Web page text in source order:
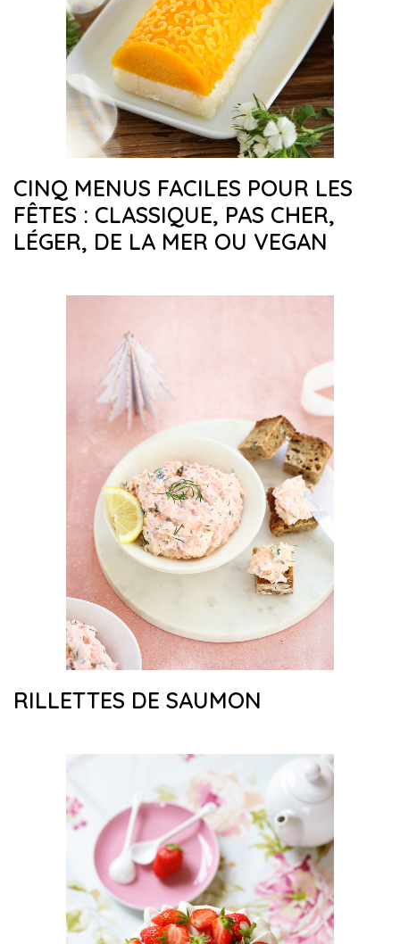
CINQ MENUS FACILES POUR LES
FÊTES : CLASSIQUE, PAS CHER,
LÉGER, DE LA MER OU VEGAN
RILLETTES DE SAUMON